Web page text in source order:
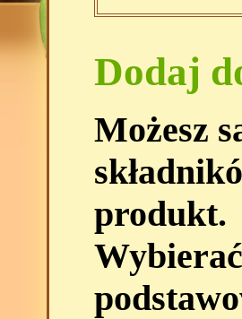
Dodaj
Możesz
produkt.